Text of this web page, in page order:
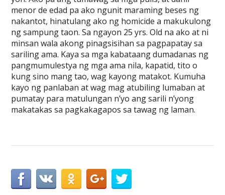
menor de edad pa ako ngunit maraming beses ng
nakantot, hinatulang ako ng homicide a makukulong
ng sampung taon. Sa ngayon 25 yrs. Old na ako at ni
minsan wala akong pinagsisihan sa pagpapatay sa
sariling ama. Kaya sa mga kabataang dumadanas ng
pangmumulestya ng mga ama nila, kapatid, tito o
kung sino mang tao, wag kayong matakot. Kumuha
kayo ng panlaban at wag mag atubiling lumaban at
pumatay para matulungan n’yo ang sarili n’yong
makatakas sa pagkakagapos sa tawag ng laman.